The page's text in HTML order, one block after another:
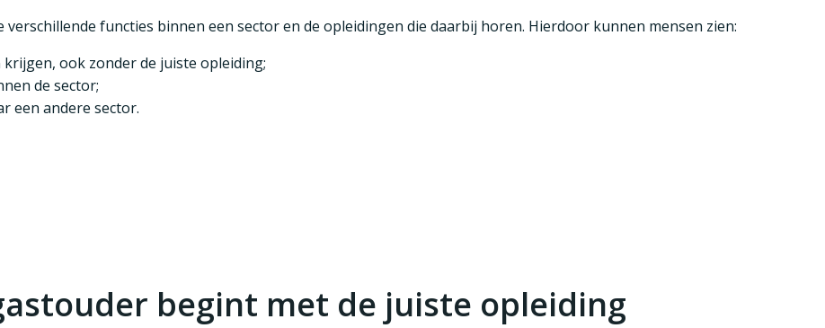
functies binnen een sector en de opleidingen die daarbij horen. Hierdoor kunnen mensen zien:
ook zonder de juiste opleiding;
de sector;
een andere sector.
begint met de juiste opleiding